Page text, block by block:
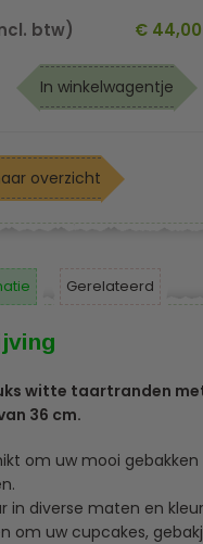
€
btw)
In winkelwagentje
overzicht
Gerelateerd
witte taartranden
36 cm.
om uw mooi
in diverse maten en
om uw cupcakes,